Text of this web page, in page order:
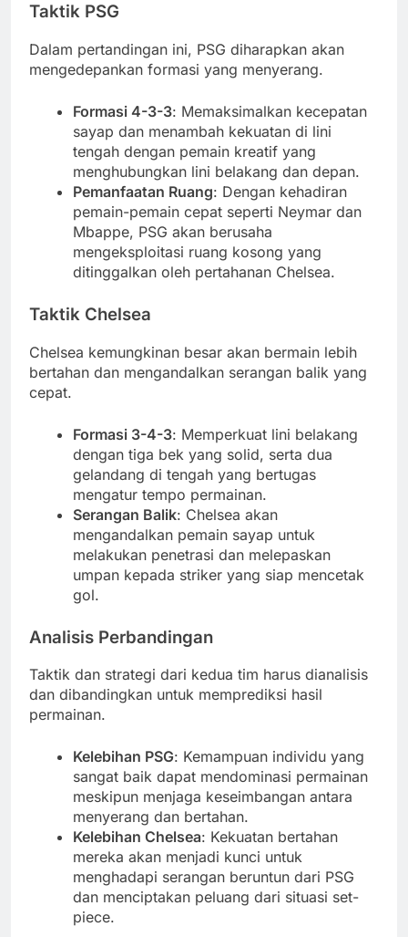
Taktik PSG
Dalam pertandingan ini, PSG diharapkan akan
mengedepankan formasi yang menyerang.
Formasi 4-3-3: Memaksimalkan kecepatan
sayap dan menambah kekuatan di lini
tengah dengan pemain kreatif yang
menghubungkan lini belakang dan depan.
Pemanfaatan Ruang: Dengan kehadiran
pemain-pemain cepat seperti Neymar dan
Mbappe, PSG akan berusaha
mengeksploitasi ruang kosong yang
ditinggalkan oleh pertahanan Chelsea.
Taktik Chelsea
Chelsea kemungkinan besar akan bermain lebih
bertahan dan mengandalkan serangan balik yang
cepat.
Formasi 3-4-3: Memperkuat lini belakang
dengan tiga bek yang solid, serta dua
gelandang di tengah yang bertugas
mengatur tempo permainan.
Serangan Balik: Chelsea akan
mengandalkan pemain sayap untuk
melakukan penetrasi dan melepaskan
umpan kepada striker yang siap mencetak
gol.
Analisis Perbandingan
Taktik dan strategi dari kedua tim harus dianalisis
dan dibandingkan untuk memprediksi hasil
permainan.
Kelebihan PSG: Kemampuan individu yang
sangat baik dapat mendominasi permainan
meskipun menjaga keseimbangan antara
menyerang dan bertahan.
Kelebihan Chelsea: Kekuatan bertahan
mereka akan menjadi kunci untuk
menghadapi serangan beruntun dari PSG
dan menciptakan peluang dari situasi set-
piece.